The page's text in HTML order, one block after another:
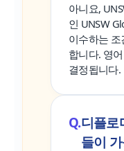
아니요,
인 UNSW
이수하는
합니다. 영
결정됩니다.
디플로
들이